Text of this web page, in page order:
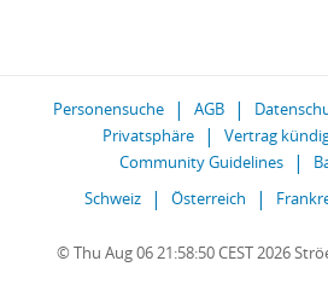
Personensuche AGB
Privatsphäre
Vertrag
Community Guidelines
Schweiz
Österreich
© Thu Aug 06 21:58:50 CEST 2026